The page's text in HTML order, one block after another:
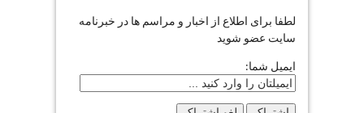
لطفا برای اطلاع از اخبار و مراسم ها در خبرنامه
سایت عضو شوید
ایمیل شما: